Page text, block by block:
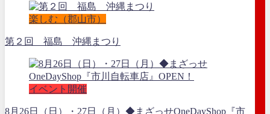
楽しむ（郡山市）
第２回 福島 沖縄まつり
イベント開催
8月26日（日）・27日（月）◆まざっせOneDayShop『市